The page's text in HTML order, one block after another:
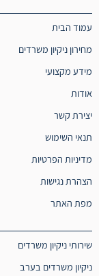
עמוד הבית
מחירון ניקיון משרדים
מידע מקצועי
אודות
יצירת קשר
תנאי השימוש
מדיניות הפרטיות
הצהרת נגישות
מפת האתר
שירותי ניקיון משרדים
ניקיון משרדים בערב